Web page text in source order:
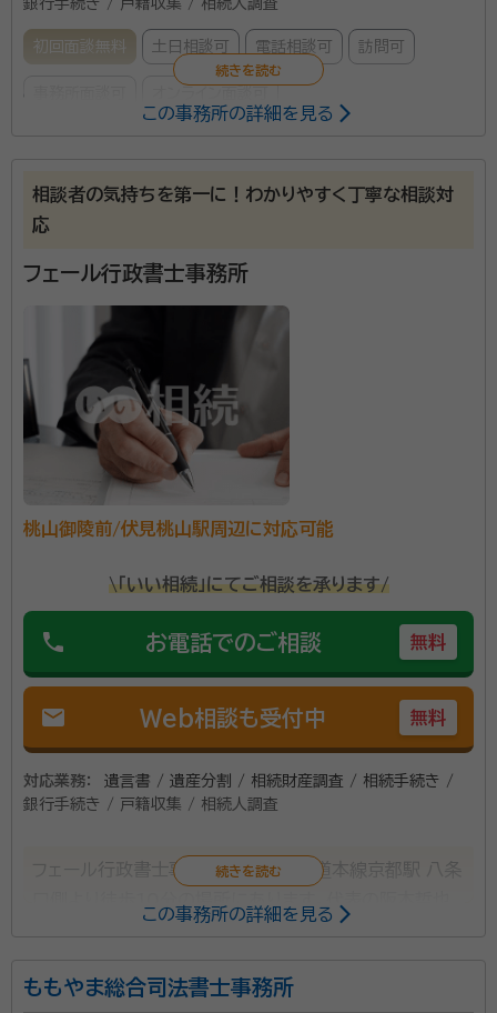
初回面談無料 土日相談可 電話相談可 訪問可
須釜 豊（すがま ゆたか）
行政書士
経歴：
祉、介護保険、国民健康保険、市民税、戸籍住民票など幅広い分野の業務
相続手続きや遺言書作成を中心に、皆様の安心と解決
への「入り口」そして「道しるべ」となることを目指してお
ります。 代表の須釜豊は、同志社大学商学部卒業後、京
都市役所に38年間勤務し、高齢者福祉、介護保険、国民
健康保険、市民税、戸籍住民票など幅広い分野の業務を
担当してまいりました。この豊富な行政経験を活かし、
市民生活に即した相談にも対応いたします。 当事務所
のモットーは、皆様の心強い相談相手として、しっかり向
す。特に相続手続きにおいては、相続人及び相続財産の
調査、相続関係図の作成、遺産分割協議書の作成、遺言
書作成支援など、正確な書類作成と手続きで実務の負
担を軽減し、スムーズな相続をサポートいたします。 ま
た、初回のご相談は無料で承っております。 平日9:00
い。 土日祝日も事前予約で対応可能です。 皆様に寄り
添った、親切・丁寧な対応を心掛けておりますので、相続
務所にご相談ください。
資格等： 行政書士
京都府行政書士会
この事務所の詳細を見る
相談者の気持ちを第一に！わかりやすく丁寧な相談対
応
フェール行政書士事務所
桃山御陵前/伏見桃山駅周辺に対応可能
\「いい相続」にてご相談を承ります/
phone お電話でのご相談 無料
mail Web相談も受付中 無料
対応業務：
遺言書 / 遺産分割 / 相続財産調査 / 相続手続き /
銀行手続き / 戸籍収集 / 相続人調査
フェール行政書士事務所は、JR 東海道本線京都駅 八条
げ、難しい法律用語を使わずに相談対応しています。 ま
この事務所の詳細を見る
ももやま総合司法書士事務所